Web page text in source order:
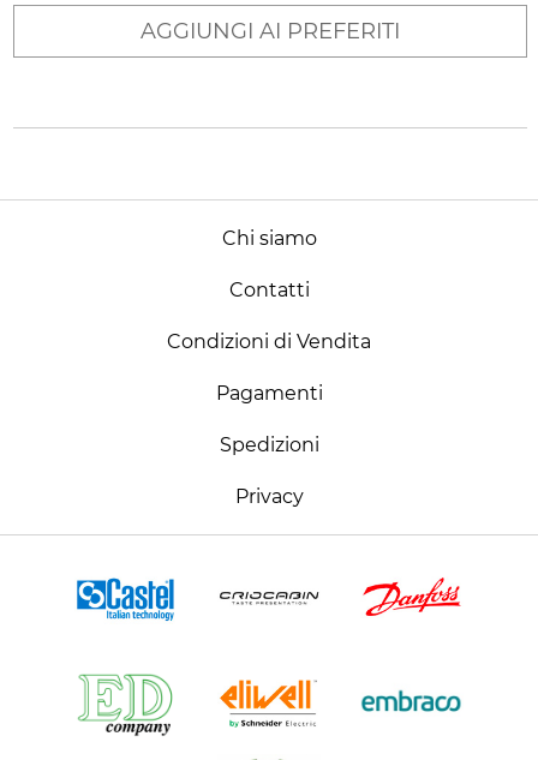
AGGIUNGI AI PREFERITI
Chi siamo
Contatti
Condizioni di Vendita
Pagamenti
Spedizioni
Privacy